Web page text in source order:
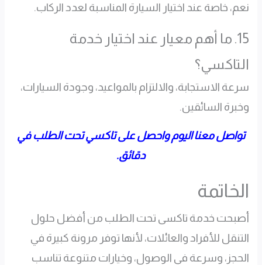
نعم، خاصة عند اختيار السيارة المناسبة لعدد الركاب.
15. ما أهم معيار عند اختيار خدمة
التاكسي؟
سرعة الاستجابة، والالتزام بالمواعيد، وجودة السيارات،
وخبرة السائقين.
تواصل معنا اليوم واحصل على تاكسي تحت الطلب في
دقائق.
الخاتمة
أصبحت خدمة تاكسى تحت الطلب من أفضل حلول
التنقل للأفراد والعائلات، لأنها توفر مرونة كبيرة في
الحجز، وسرعة في الوصول، وخيارات متنوعة تناسب